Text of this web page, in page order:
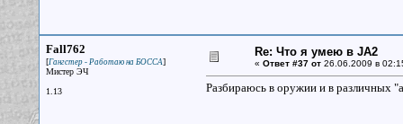
Fall762
[Гангстер - Работаю на БОССА]
Мистер ЭЧ
1.13
Re: Что я умею в JA2
« Ответ #37 от26.06.2009 в
Разбираюсь в оружии и в различных